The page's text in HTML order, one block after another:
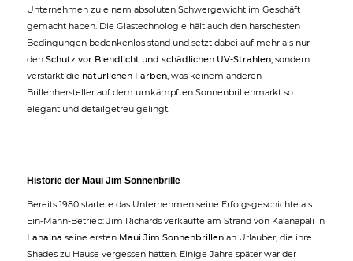
Unternehmen zu einem absoluten Schwergewicht im Geschäft
gemacht haben. Die Glastechnologie hält auch den harschesten
Bedingungen bedenkenlos stand und setzt dabei auf mehr als nur
den Schutz vor Blendlicht und schädlichen UV-Strahlen, sondern
verstärkt die natürlichen Farben, was keinem anderen
Brillenhersteller auf dem umkämpften Sonnenbrillenmarkt so
elegant und detailgetreu gelingt.
Historie der Maui Jim Sonnenbrille
Bereits 1980 startete das Unternehmen seine Erfolgsgeschichte als
Ein-Mann-Betrieb: Jim Richards verkaufte am Strand von Ka’anapali in
Lahaina seine ersten Maui Jim Sonnenbrillen an Urlauber, die ihre
Shades zu Hause vergessen hatten. Einige Jahre später war der